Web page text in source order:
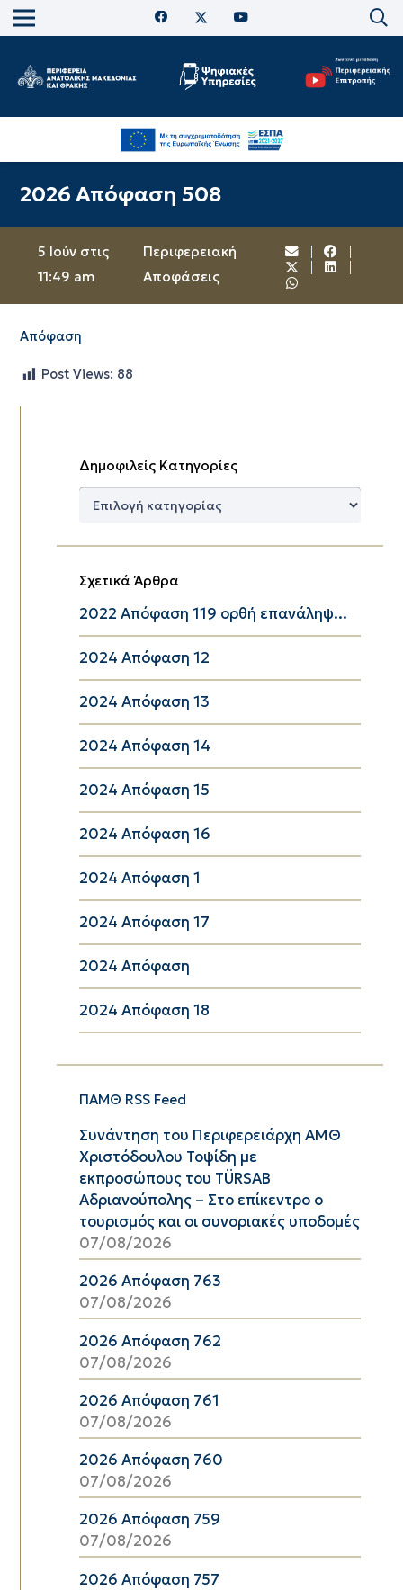
2026 Απόφαση 508
5 Ιούν στις
11:49 am
Περιφερειακή
Αποφάσεις
Απόφαση
Post Views: 88
Δημοφιλείς Κατηγορίες
Δημοφιλείς
Σχετικά Άρθρα
2022 Απόφαση 119 ορθή επανάληψ...
2024 Απόφαση 12
2024 Απόφαση 13
2024 Απόφαση 14
2024 Απόφαση 15
2024 Απόφαση 16
2024 Απόφαση 1
2024 Απόφαση 17
2024 Απόφαση
2024 Απόφαση 18
ΠΑΜΘ RSS Feed
Συνάντηση του Περιφερειάρχη ΑΜΘ
Χριστόδουλου Τοψίδη με
εκπροσώπους του TÜRSAB
Αδριανούπολης – Στο επίκεντρο ο
τουρισμός και οι συνοριακές υποδομές
07/08/2026
2026 Απόφαση 763
07/08/2026
2026 Απόφαση 762
07/08/2026
2026 Απόφαση 761
07/08/2026
2026 Απόφαση 760
07/08/2026
2026 Απόφαση 759
07/08/2026
2026 Απόφαση 757